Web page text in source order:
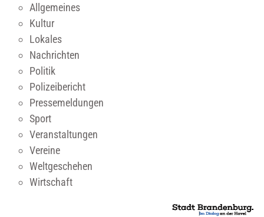
Allgemeines
Kultur
Lokales
Nachrichten
Politik
Polizeibericht
Pressemeldungen
Sport
Veranstaltungen
Vereine
Weltgeschehen
Wirtschaft